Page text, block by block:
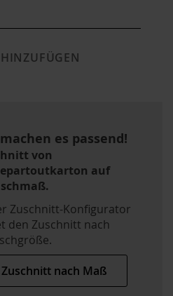
es passend!
von
auf
Zuschnitt-Konfigurator
den Zuschnitt nach
Zuschnitt nach Maß